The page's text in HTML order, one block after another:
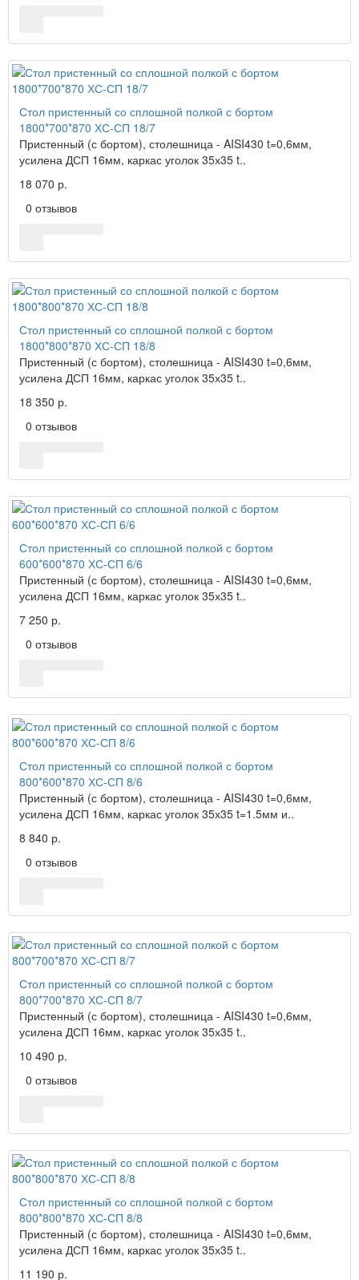
Стол пристенный со сплошной полкой с бортом
1800*700*870 ХС-СП 18/7
Пристенный (с бортом), столешница - AISI430 t=0,6мм,
усилена ДСП 16мм, каркас уголок 35х35 t..
18 070 р.
0 отзывов
Стол пристенный со сплошной полкой с бортом
1800*800*870 ХС-СП 18/8
Пристенный (с бортом), столешница - AISI430 t=0,6мм,
усилена ДСП 16мм, каркас уголок 35х35 t..
18 350 р.
0 отзывов
Стол пристенный со сплошной полкой с бортом
600*600*870 ХС-СП 6/6
Пристенный (с бортом), столешница - AISI430 t=0,6мм,
усилена ДСП 16мм, каркас уголок 35х35 t..
7 250 р.
0 отзывов
Стол пристенный со сплошной полкой с бортом
800*600*870 ХС-СП 8/6
Пристенный (с бортом), столешница - AISI430 t=0,6мм,
усилена ДСП 16мм, каркас уголок 35х35 t=1.5мм и..
8 840 р.
0 отзывов
Стол пристенный со сплошной полкой с бортом
800*700*870 ХС-СП 8/7
Пристенный (с бортом), столешница - AISI430 t=0,6мм,
усилена ДСП 16мм, каркас уголок 35х35 t..
10 490 р.
0 отзывов
Стол пристенный со сплошной полкой с бортом
800*800*870 ХС-СП 8/8
Пристенный (с бортом), столешница - AISI430 t=0,6мм,
усилена ДСП 16мм, каркас уголок 35х35 t..
11 190 р.